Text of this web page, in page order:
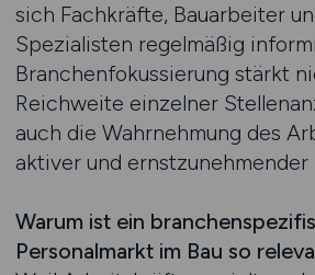
sich Fachkräfte, Bauarbeiter
Spezialisten regelmäßig
Branchenfokussierung stärkt
Reichweite einzelner
auch die Wahrnehmung des
aktiver und
Warum ist ein
Personalmarkt im Bau so